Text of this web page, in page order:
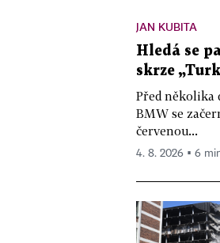
JAN KUBITA
Hledá se
skrze
Před několika
BMW se
červenou...
4. 8. 2026 ▪ 6